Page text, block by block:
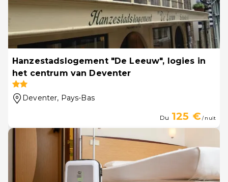
Hanzestadslogement "De Leeuw", logies in
het centrum van Deventer
Deventer, Pays-Bas
Du 125 €/ nuit